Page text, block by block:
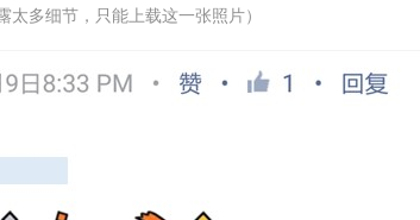
太多细节，只能上载这一张照片）